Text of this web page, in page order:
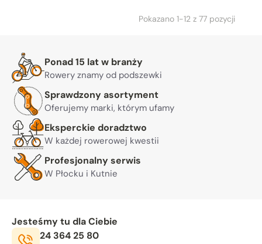
Pokazano 1-12 z 77 pozycji
Warto nam zaufać
Ponad 15 lat w branży
Rowery znamy od podszewki
Sprawdzony asortyment
Oferujemy marki, którym ufamy
Eksperckie doradztwo
W każdej rowerowej kwestii
Profesjonalny serwis
W Płocku i Kutnie
Jesteśmy tu dla Ciebie
Telefon:
24 364 25 80